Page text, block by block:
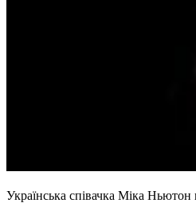
Українська співачка Міка Ньютон